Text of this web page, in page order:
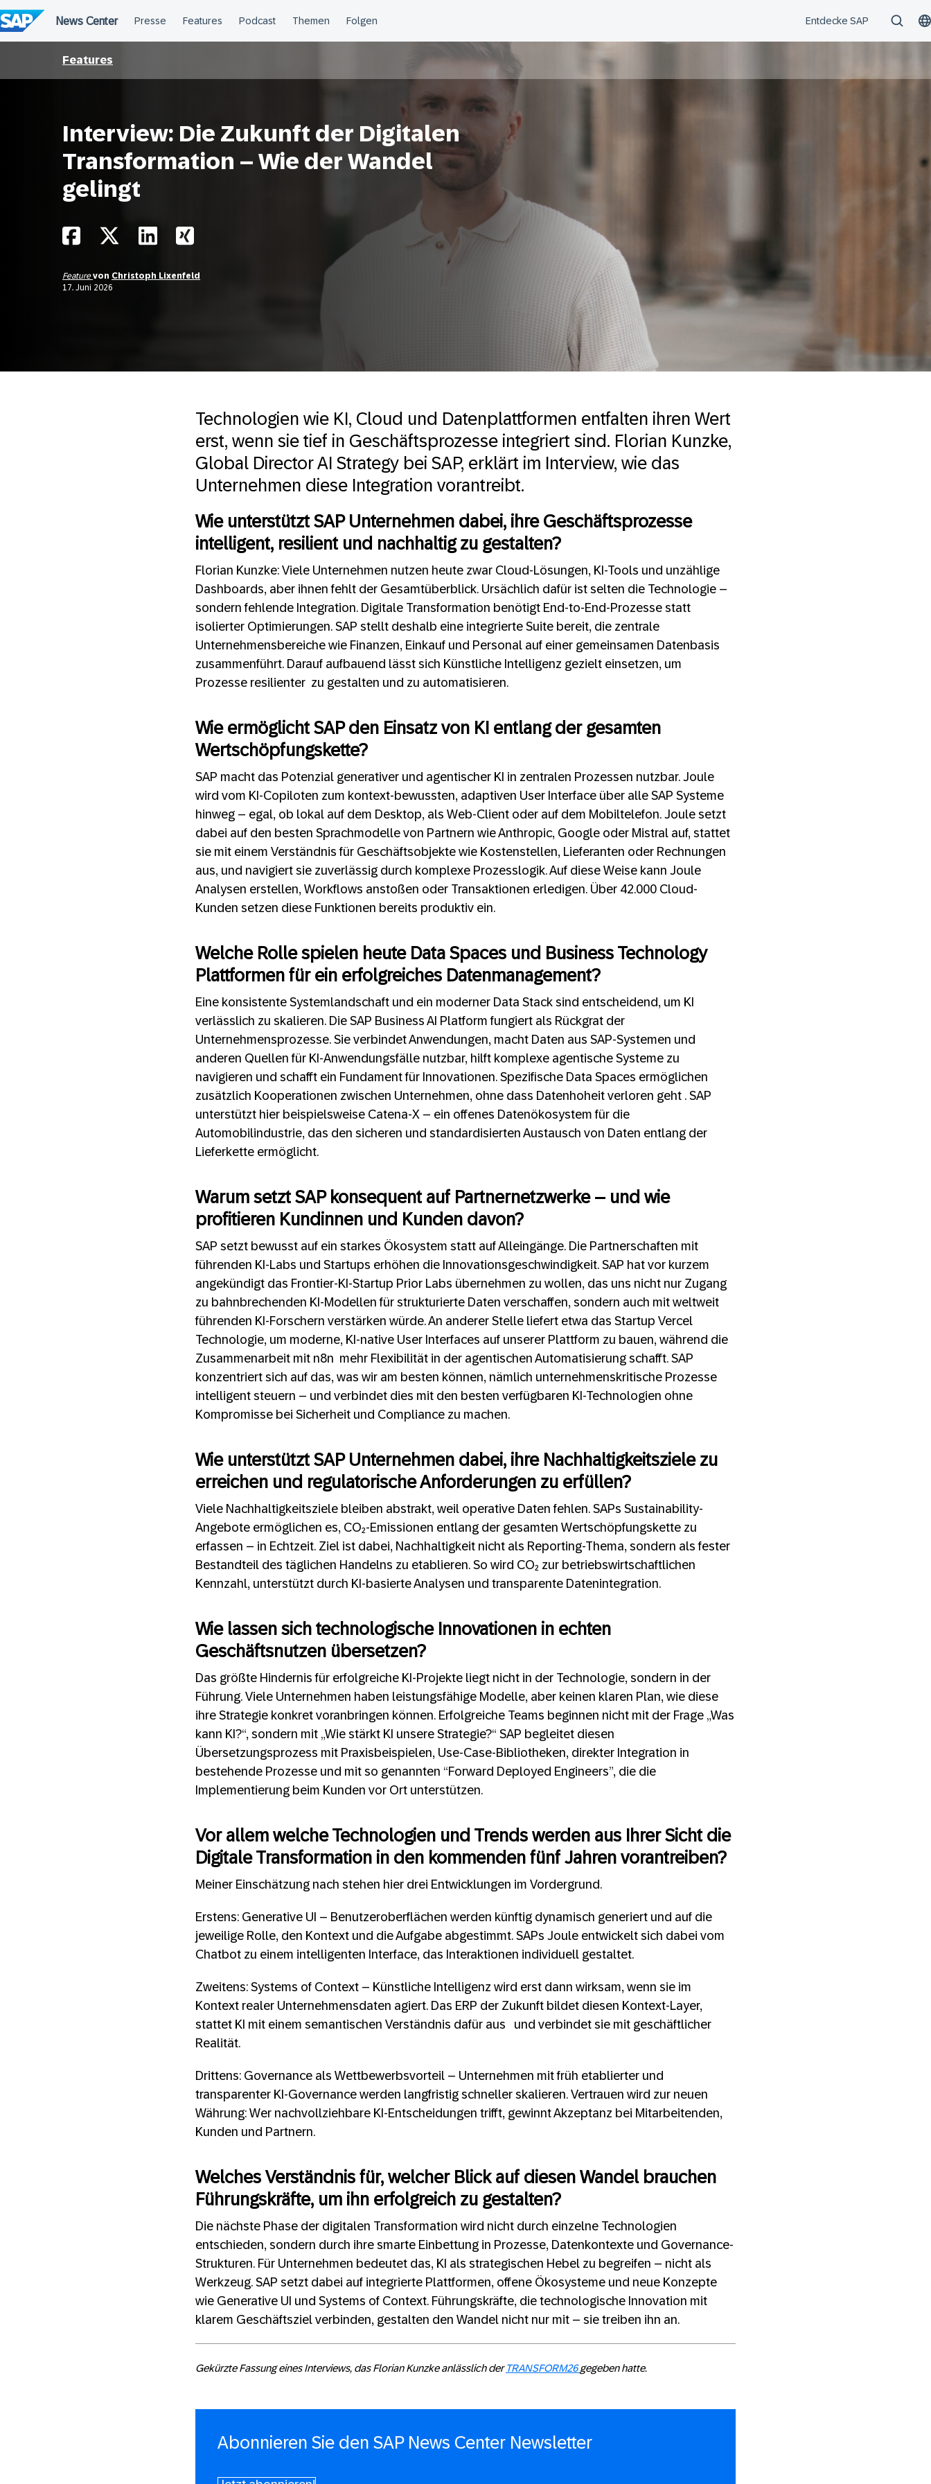
Features
Interview: Die Zukunft der Digitalen
Transformation – Wie der Wandel
gelingt
Featurevon Christoph Lixenfeld
17. Juni 2026
Technologien wie KI, Cloud und Datenplattformen entfalten ihren Wert
erst, wenn sie tief in Geschäftsprozesse integriert sind. Florian Kunzke,
Global Director AI Strategy bei SAP, erklärt im Interview, wie das
Unternehmen diese Integration vorantreibt.
Wie unterstützt SAP Unternehmen dabei, ihre Geschäftsprozesse
intelligent, resilient und nachhaltig zu gestalten?
Florian Kunzke: Viele Unternehmen nutzen heute zwar Cloud-Lösungen, KI-Tools und unzählige
Dashboards, aber ihnen fehlt der Gesamtüberblick. Ursächlich dafür ist selten die Technologie –
sondern fehlende Integration. Digitale Transformation benötigt End-to-End-Prozesse statt
isolierter Optimierungen. SAP stellt deshalb eine integrierte Suite bereit, die zentrale
Unternehmensbereiche wie Finanzen, Einkauf und Personal auf einer gemeinsamen Datenbasis
zusammenführt. Darauf aufbauend lässt sich Künstliche Intelligenz gezielt einsetzen, um
Prozesse resilienter zu gestalten und zu automatisieren.
Wie ermöglicht SAP den Einsatz von KI entlang der gesamten
Wertschöpfungskette?
SAP macht das Potenzial generativer und agentischer KI in zentralen Prozessen nutzbar. Joule
wird vom KI-Copiloten zum kontext-bewussten, adaptiven User Interface über alle SAP Systeme
hinweg – egal, ob lokal auf dem Desktop, als Web-Client oder auf dem Mobiltelefon. Joule setzt
dabei auf den besten Sprachmodelle von Partnern wie Anthropic, Google oder Mistral auf, stattet
sie mit einem Verständnis für Geschäftsobjekte wie Kostenstellen, Lieferanten oder Rechnungen
aus, und navigiert sie zuverlässig durch komplexe Prozesslogik. Auf diese Weise kann Joule
Analysen erstellen, Workflows anstoßen oder Transaktionen erledigen. Über 42.000 Cloud-
Kunden setzen diese Funktionen bereits produktiv ein.
Welche Rolle spielen heute Data Spaces und Business Technology
Plattformen für ein erfolgreiches Datenmanagement?
Eine konsistente Systemlandschaft und ein moderner Data Stack sind entscheidend, um KI
verlässlich zu skalieren. Die SAP Business AI Platform fungiert als Rückgrat der
Unternehmensprozesse. Sie verbindet Anwendungen, macht Daten aus SAP-Systemen und
anderen Quellen für KI-Anwendungsfälle nutzbar, hilft komplexe agentische Systeme zu
navigieren und schafft ein Fundament für Innovationen. Spezifische Data Spaces ermöglichen
zusätzlich Kooperationen zwischen Unternehmen, ohne dass Datenhoheit verloren geht . SAP
unterstützt hier beispielsweise Catena-X – ein offenes Datenökosystem für die
Automobilindustrie, das den sicheren und standardisierten Austausch von Daten entlang der
Lieferkette ermöglicht.
Warum setzt SAP konsequent auf Partnernetzwerke – und wie
profitieren Kundinnen und Kunden davon?
SAP setzt bewusst auf ein starkes Ökosystem statt auf Alleingänge. Die Partnerschaften mit
führenden KI-Labs und Startups erhöhen die Innovationsgeschwindigkeit. SAP hat vor kurzem
angekündigt das Frontier-KI-Startup Prior Labs übernehmen zu wollen, das uns nicht nur Zugang
zu bahnbrechenden KI-Modellen für strukturierte Daten verschaffen, sondern auch mit weltweit
führenden KI-Forschern verstärken würde. An anderer Stelle liefert etwa das Startup Vercel
Technologie, um moderne, KI-native User Interfaces auf unserer Plattform zu bauen, während die
Zusammenarbeit mit n8n mehr Flexibilität in der agentischen Automatisierung schafft. SAP
konzentriert sich auf das, was wir am besten können, nämlich unternehmenskritische Prozesse
intelligent steuern – und verbindet dies mit den besten verfügbaren KI-Technologien ohne
Kompromisse bei Sicherheit und Compliance zu machen.
Wie unterstützt SAP Unternehmen dabei, ihre Nachhaltigkeitsziele zu
erreichen und regulatorische Anforderungen zu erfüllen?
Viele Nachhaltigkeitsziele bleiben abstrakt, weil operative Daten fehlen. SAPs Sustainability-
Angebote ermöglichen es, CO₂-Emissionen entlang der gesamten Wertschöpfungskette zu
erfassen – in Echtzeit. Ziel ist dabei, Nachhaltigkeit nicht als Reporting-Thema, sondern als fester
Bestandteil des täglichen Handelns zu etablieren. So wird CO₂ zur betriebswirtschaftlichen
Kennzahl, unterstützt durch KI-basierte Analysen und transparente Datenintegration.
Wie lassen sich technologische Innovationen in echten
Geschäftsnutzen übersetzen?
Das größte Hindernis für erfolgreiche KI-Projekte liegt nicht in der Technologie, sondern in der
Führung. Viele Unternehmen haben leistungsfähige Modelle, aber keinen klaren Plan, wie diese
ihre Strategie konkret voranbringen können. Erfolgreiche Teams beginnen nicht mit der Frage „Was
kann KI?“, sondern mit „Wie stärkt KI unsere Strategie?“ SAP begleitet diesen
Übersetzungsprozess mit Praxisbeispielen, Use-Case-Bibliotheken, direkter Integration in
bestehende Prozesse und mit so genannten “Forward Deployed Engineers”, die die
Implementierung beim Kunden vor Ort unterstützen.
Vor allem welche Technologien und Trends werden aus Ihrer Sicht die
Digitale Transformation in den kommenden fünf Jahren vorantreiben?
Meiner Einschätzung nach stehen hier drei Entwicklungen im Vordergrund.
Erstens: Generative UI – Benutzeroberflächen werden künftig dynamisch generiert und auf die
jeweilige Rolle, den Kontext und die Aufgabe abgestimmt. SAPs Joule entwickelt sich dabei vom
Chatbot zu einem intelligenten Interface, das Interaktionen individuell gestaltet.
Zweitens: Systems of Context – Künstliche Intelligenz wird erst dann wirksam, wenn sie im
Kontext realer Unternehmensdaten agiert. Das ERP der Zukunft bildet diesen Kontext-Layer,
stattet KI mit einem semantischen Verständnis dafür aus und verbindet sie mit geschäftlicher
Realität.
Drittens: Governance als Wettbewerbsvorteil – Unternehmen mit früh etablierter und
transparenter KI-Governance werden langfristig schneller skalieren. Vertrauen wird zur neuen
Währung: Wer nachvollziehbare KI-Entscheidungen trifft, gewinnt Akzeptanz bei Mitarbeitenden,
Kunden und Partnern.
Welches Verständnis für, welcher Blick auf diesen Wandel brauchen
Führungskräfte, um ihn erfolgreich zu gestalten?
Die nächste Phase der digitalen Transformation wird nicht durch einzelne Technologien
entschieden, sondern durch ihre smarte Einbettung in Prozesse, Datenkontexte und Governance-
Strukturen. Für Unternehmen bedeutet das, KI als strategischen Hebel zu begreifen – nicht als
Werkzeug. SAP setzt dabei auf integrierte Plattformen, offene Ökosysteme und neue Konzepte
wie Generative UI und Systems of Context. Führungskräfte, die technologische Innovation mit
klarem Geschäftsziel verbinden, gestalten den Wandel nicht nur mit – sie treiben ihn an.
Gekürzte Fassung eines Interviews, das Florian Kunzke anlässlich derTRANSFORM26gegeben hatte.
Abonnieren Sie den SAP News Center Newsletter